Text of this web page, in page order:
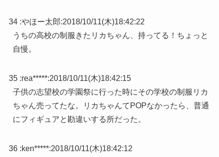
34 :やほー太郎:2018/10/11(木)18:42:22
うちの高校の制服きたリカちゃん、持ってる！ちょっと
自慢。
35 :rea*****:2018/10/11(木)18:42:15
子供の志望校の学園祭に行った時にその学校の制服リカ
ちゃん売ってたな。リカちゃんてPOPなかったら、普通
にフィギュアと勘違いする所だった。
36 :ken*****:2018/10/11(木)18:42:12